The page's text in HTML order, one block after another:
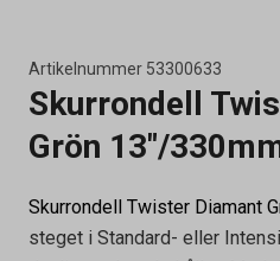
Artikelnummer 53300633
Skurrondell
Grön 13"/
Skurrondell Twister Diamant
steget i Standard- eller
Artikelnummer